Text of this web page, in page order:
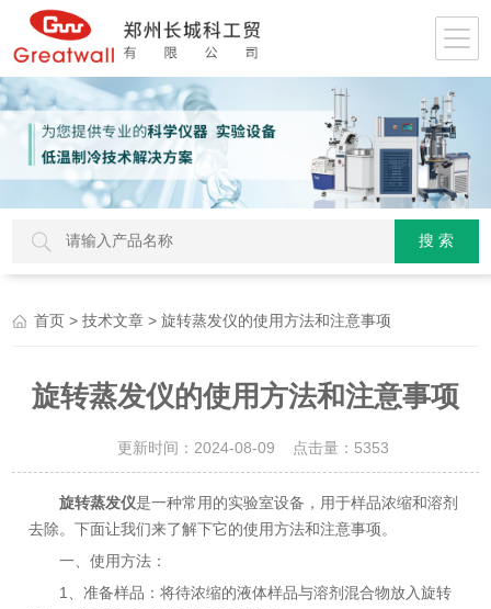
首页 >技术文章 > 旋转蒸发仪的使用方法和注意事项
旋转蒸发仪的使用方法和注意事项
更新时间：2024-08-09 点击量： 5353
旋转蒸发仪是一种常用的实验室设备，用于样品浓缩和溶剂
去除。下面让我们来了解下它的使用方法和注意事项。
一、使用方法：
1、准备样品：将待浓缩的液体样品与溶剂混合物放入旋转